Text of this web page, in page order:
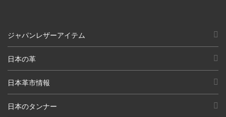
ジャパンレザーアイテム
日本の革
日本革市情報
日本のタンナー